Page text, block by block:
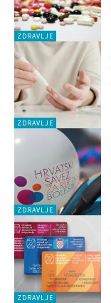
ZDRAVLJE
ZDRAVLJE
ZDRAVLJE
ZDRAVLJE